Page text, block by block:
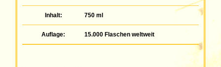
Inhalt: 750 ml
Auflage: 15.000 Flaschen weltweit